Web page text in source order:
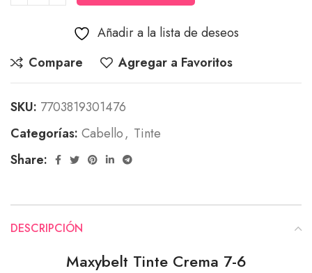
Añadir a la lista de deseos
Compare
Agregar a Favoritos
SKU: 7703819301476
Categorías: Cabello, Tinte
Share:
DESCRIPCIÓN
Maxybelt Tinte Crema 7-6